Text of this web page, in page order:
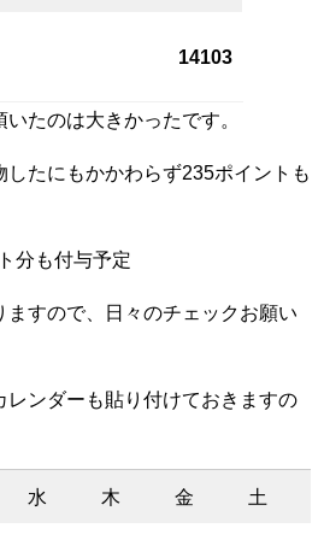
14103
たのは大きかったです。
したにもかかわらず235ポイントも
分も付与予定
ますので、日々のチェックお願い
レンダーも貼り付けておきますの
水 木 金 土